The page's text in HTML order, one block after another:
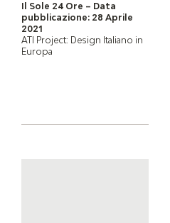
Il Sole 24 Ore – Data
pubblicazione: 28 Aprile
2021
ATI Project: Design Italiano in
Europa